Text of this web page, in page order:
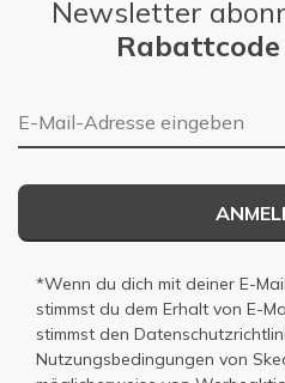
Newsletter
E-Mail-Adresse
*Wenn du dich mit deiner E-
stimmst du dem Erhalt von E-
stimmst den
Nutzungsbedingungen von